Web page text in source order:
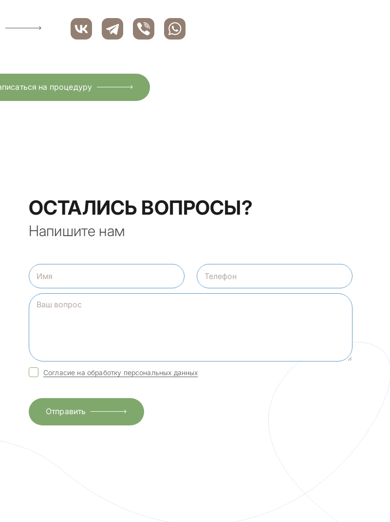
на процедуру
ОСТАЛИСЬ ВОПРОСЫ?
Напишите нам
Согласие на обработку персональных данных
Отправить